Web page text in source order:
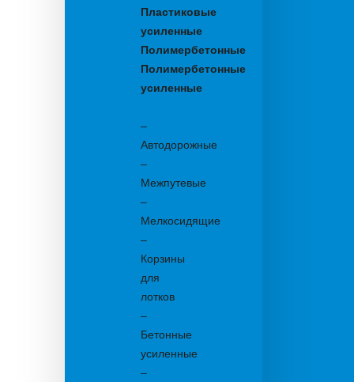
Пластиковые
усиленные
Полимербетонные
Полимербетонные
усиленные
–
Автодорожные
–
Межпутевые
–
Мелкосидящие
–
Корзины
для
лотков
–
Бетонные
усиленные
–